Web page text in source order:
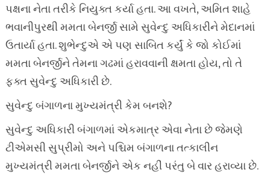
પક્ષના નેતા તરીકે નિયુક્ત કર્યા હતા. આ વખતે, અમિત શાહે
ભવાનીપુરથી મમતા બેનર્જી સામે સુવેન્દુ અધિકારીને મેદાનમાં
ઉતાર્યા હતા. શુભેન્દુએ એ પણ સાબિત કર્યું કે જો કોઈમાં
મમતા બેનર્જીને તેમના ગઢમાં હરાવવાની ક્ષમતા હોય, તો તે
ફક્ત સુવેન્દુ અધિકારી છે.
સુવેન્દુ બંગાળના મુખ્યમંત્રી કેમ બનશે?
સુવેન્દુ અધિકારી બંગાળમાં એકમાત્ર એવા નેતા છે જેમણે
ટીએમસી સુપ્રીમો અને પશ્ચિમ બંગાળના તત્કાલીન
મુખ્યમંત્રી મમતા બેનર્જીને એક નહીં પરંતુ બે વાર હરાવ્યા છે.